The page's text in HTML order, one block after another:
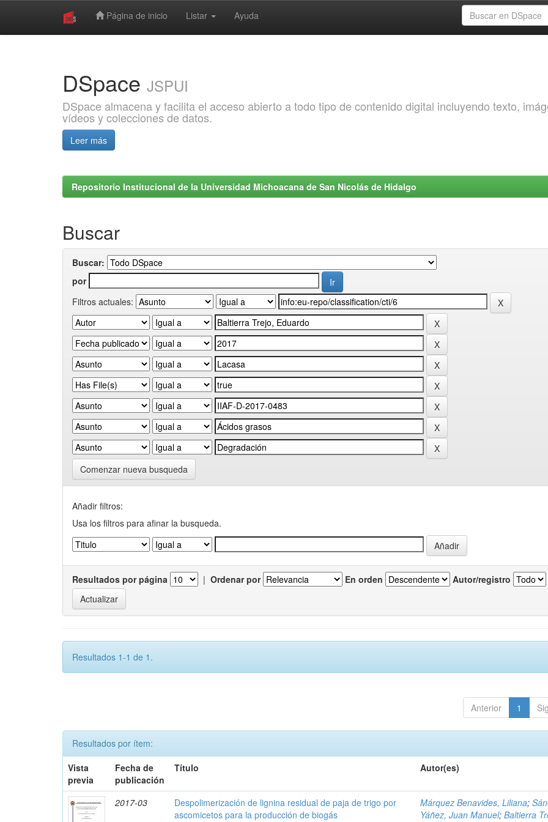
Página de inicio Listar Ayuda
DSpace JSPUI
DSpace almacena y facilita el acceso abierto a todo tipo de contenido digital incluyendo texto,
vídeos y colecciones de datos.
Leer más
Repositorio Institucional de la Universidad Michoacana de San Nicolás de Hidalgo
Buscar
Buscar:
por
Filtros actuales:
Comenzar nueva busqueda
Añadir filtros:
Usa los filtros para afinar la busqueda.
Resultados por página | Ordenar por En orden Autor/registro
Resultados 1-1 de 1.
Anterior 1
Resultados por ítem:
Vista
previa
Fecha de
publicación
Título Autor(es)
2017-03
Despolimerización de lignina residual de paja de trigo por
ascomicetos para la producción de biogás
Márquez Benavides, Liliana;
Yáñez, Juan Manuel;Baltierra